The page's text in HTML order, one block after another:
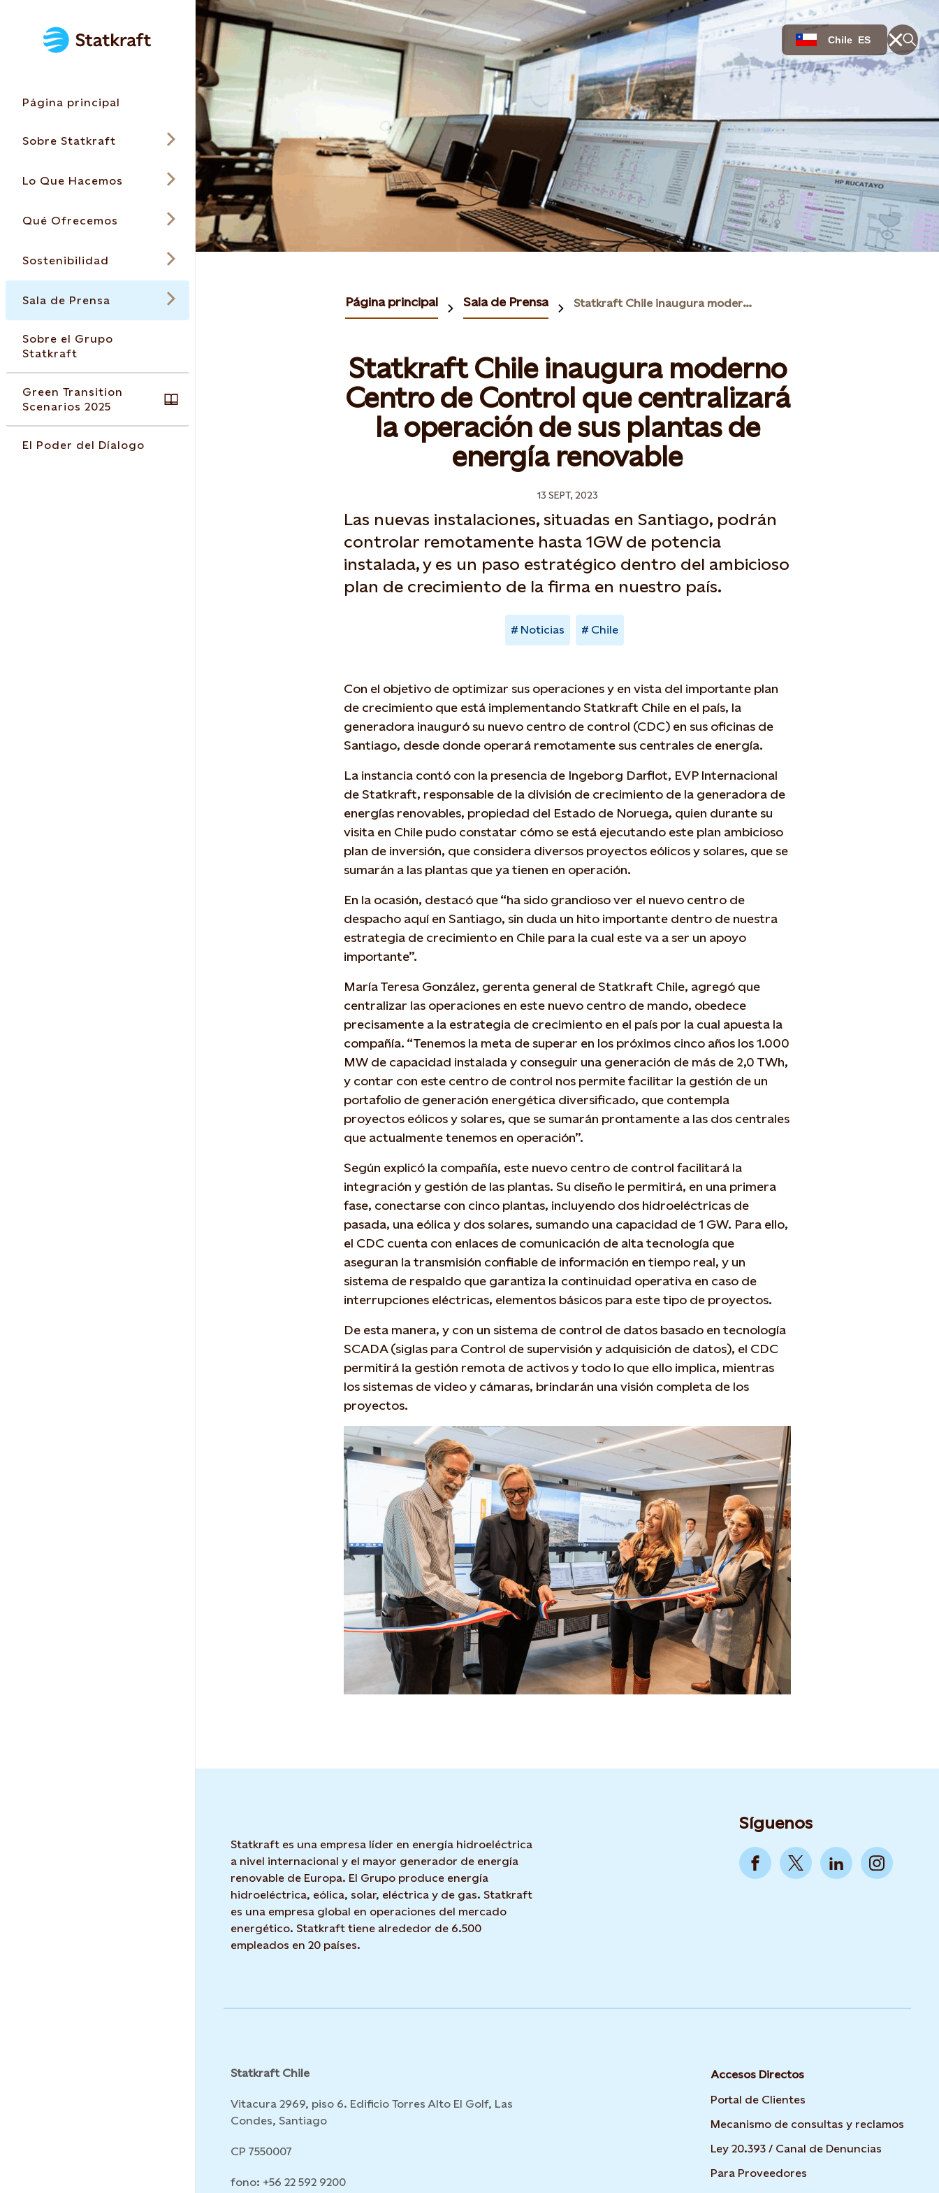
Página principal
Sobre Statkraft
Lo Que Hacemos
Qué Ofrecemos
Sostenibilidad
Sala de Prensa
Sobre el Grupo
Statkraft
Green Transition
Scenarios 2025
El Poder del Díalogo
Chile ES
Página principal Sala de Prensa Statkraft Chile inaugura moderno Centro de Control que centralizará la operación de sus plantas de energía renovable
Statkraft Chile inaugura moderno
Centro de Control que centralizará
la operación de sus plantas de
energía renovable
13 SEPT, 2023
Las nuevas instalaciones, situadas en Santiago, podrán
controlar remotamente hasta 1GW de potencia
instalada, y es un paso estratégico dentro del ambicioso
plan de crecimiento de la firma en nuestro país.
Noticias Chile
Con el objetivo de optimizar sus operaciones y en vista del importante plan
de crecimiento que está implementando Statkraft Chile en el país, la
generadora inauguró su nuevo centro de control (CDC) en sus oficinas de
Santiago, desde donde operará remotamente sus centrales de energía.
La instancia contó con la presencia de Ingeborg Darflot, EVP Internacional
de Statkraft, responsable de la división de crecimiento de la generadora de
energías renovables, propiedad del Estado de Noruega, quien durante su
visita en Chile pudo constatar cómo se está ejecutando este plan ambicioso
plan de inversión, que considera diversos proyectos eólicos y solares, que se
sumarán a las plantas que ya tienen en operación.
En la ocasión, destacó que “ha sido grandioso ver el nuevo centro de
despacho aquí en Santiago, sin duda un hito importante dentro de nuestra
estrategia de crecimiento en Chile para la cual este va a ser un apoyo
importante”.
María Teresa González, gerenta general de Statkraft Chile, agregó que
centralizar las operaciones en este nuevo centro de mando, obedece
precisamente a la estrategia de crecimiento en el país por la cual apuesta la
compañía. “Tenemos la meta de superar en los próximos cinco años los 1.000
MW de capacidad instalada y conseguir una generación de más de 2,0 TWh,
y contar con este centro de control nos permite facilitar la gestión de un
portafolio de generación energética diversificado, que contempla
proyectos eólicos y solares, que se sumarán prontamente a las dos centrales
que actualmente tenemos en operación”.
Según explicó la compañía, este nuevo centro de control facilitará la
integración y gestión de las plantas. Su diseño le permitirá, en una primera
fase, conectarse con cinco plantas, incluyendo dos hidroeléctricas de
pasada, una eólica y dos solares, sumando una capacidad de 1 GW. Para ello,
el CDC cuenta con enlaces de comunicación de alta tecnología que
aseguran la transmisión confiable de información en tiempo real, y un
sistema de respaldo que garantiza la continuidad operativa en caso de
interrupciones eléctricas, elementos básicos para este tipo de proyectos.
De esta manera, y con un sistema de control de datos basado en tecnología
SCADA (siglas para Control de supervisión y adquisición de datos), el CDC
permitirá la gestión remota de activos y todo lo que ello implica, mientras
los sistemas de video y cámaras, brindarán una visión completa de los
proyectos.
Statkraft es una empresa líder en energía hidroeléctrica
a nivel internacional y el mayor generador de energía
renovable de Europa. El Grupo produce energía
hidroeléctrica, eólica, solar, eléctrica y de gas. Statkraft
es una empresa global en operaciones del mercado
energético. Statkraft tiene alrededor de 6.500
empleados en 20 países.
Síguenos
Statkraft Chile
Vitacura 2969, piso 6. Edificio Torres Alto El Golf, Las
Condes, Santiago
CP 7550007
fono: +56 22 592 9200
Accesos Directos
Portal de Clientes
Mecanismo de consultas y reclamos
Ley 20.393 / Canal de Denuncias
Para Proveedores